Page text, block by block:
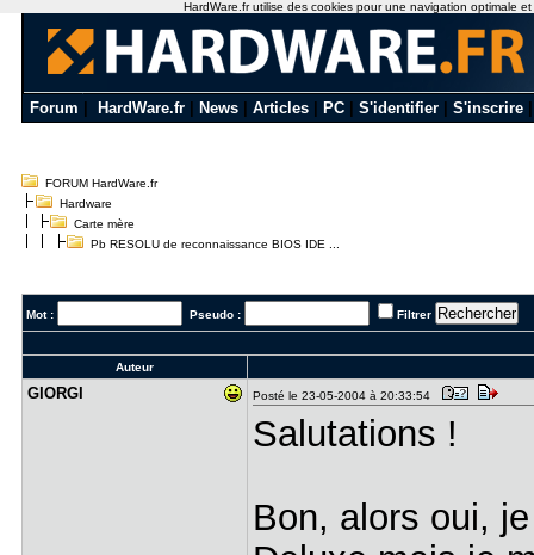
Forum HardWare.fr News Articles PC S'identifier S'inscrire
FORUM HardWare.fr
Hardware
Carte mère
Pb RESOLU de reconnaissance BIOS IDE ...
Mot : Pseudo : Filtrer
Auteur
GIORGI Posté le 23-05-2004 à 20:33:54
Salutations !
Bon, alors oui,
HardWare.fr utilise des cookies pour une navigation optimale